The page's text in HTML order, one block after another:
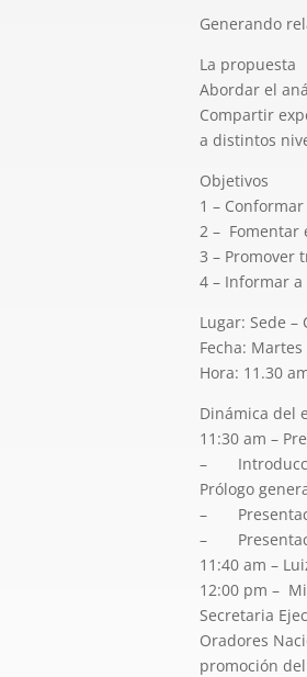
Generando
La propuesta
Abordar el
Compartir
a distintos
Objetivos
1 –
2 – Fomentar
3 – Promover
4 – Informar
Lugar: Sede –
Fecha:
Hora: 11.30
Dinámica del
11:30 am –
–
Prólogo
–
–
11:40 am –
12:00 pm –
Secretaria
Oradores
promoción